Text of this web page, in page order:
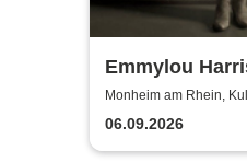
Emmylou
European
Monheim am Rhein,
06.09.2026